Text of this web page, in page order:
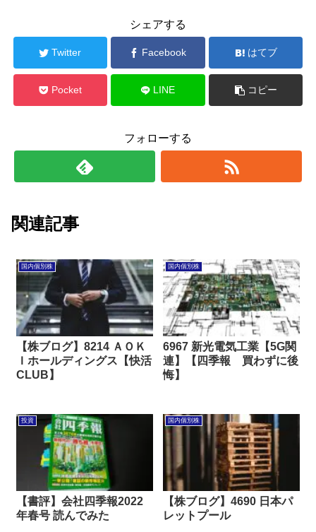
シェアする
Twitter Facebook はてブ
Pocket LINE コピー
フォローする
関連記事
国内個別株
【株ブログ】8214 ＡＯＫ
Ｉホールディングス【快活
CLUB】
国内個別株
6967 新光電気工業【5G関
連】【四季報 買わずに後
悔】
投資
【書評】会社四季報2022
年春号 読んでみた
国内個別株
【株ブログ】4690 日本パ
レットプール